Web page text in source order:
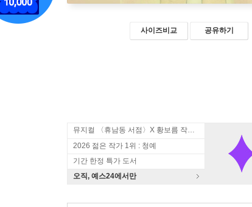
사이즈비교 공유하기
뮤지컬 〈휴남동 서점〉X 황보름 작가 북토크
2026 젊은 작가 1위 : 청예
기간 한정 특가 도서
오직, 예스24에서만